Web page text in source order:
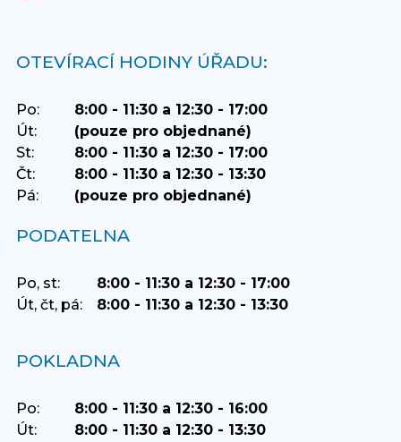
OTEVÍRACÍ HODINY ÚŘADU:
Po:
8:00 - 11:30 a 12:30 - 17:00
Út:
(pouze pro objednané)
St:
8:00 - 11:30 a 12:30 - 17:00
Čt:
8:00 - 11:30 a 12:30 - 13:30
Pá:
(pouze pro objednané)
PODATELNA
Po, st:
8:00 - 11:30 a 12:30 - 17:00
Út, čt, pá:
8:00 - 11:30 a 12:30 - 13:30
POKLADNA
Po:
8:00 - 11:30 a 12:30 - 16:00
Út:
8:00 - 11:30 a 12:30 - 13:30